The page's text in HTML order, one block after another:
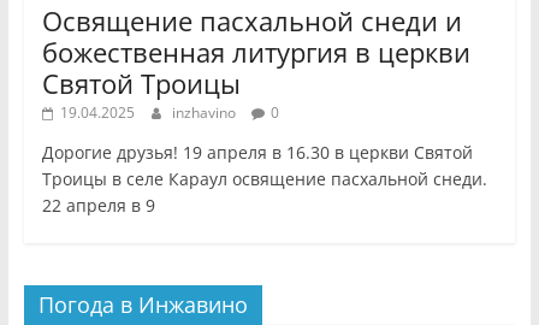
Освящение пасхальной снеди и
божественная литургия в церкви
Святой Троицы
19.04.2025 inzhavino 0
Дорогие друзья! 19 апреля в 16.30 в церкви Святой
Троицы в селе Караул освящение пасхальной снеди.
22 апреля в 9
Погода в Инжавино